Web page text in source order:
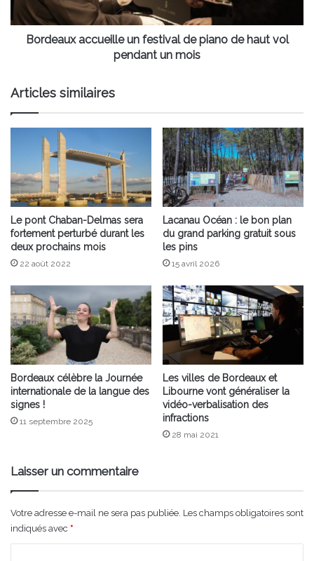
haut
vol
pendant
Bordeaux accueille un festival de piano de haut vol
pendant un mois
Articles similaires
Le pont Chaban-Delmas sera
fortement perturbé durant les
deux prochains mois
22 août 2022
Lacanau Océan : le bon plan
du grand parking gratuit sous
les pins
15 avril 2026
Bordeaux célèbre la Journée
internationale de la langue des
signes !
11 septembre 2025
Les villes de Bordeaux et
Libourne vont généraliser la
vidéo-verbalisation des
infractions
28 mai 2021
Laisser un commentaire
Votre adresse e-mail ne sera pas publiée. Les champs obligatoires sont
indiqués avec *